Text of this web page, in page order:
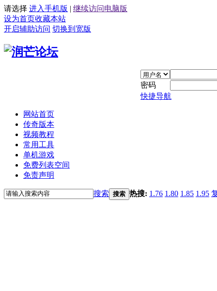
请选择 进入手机版 | 继续访问电脑版
设为首页收藏本站
开启辅助访问 切换到宽版
密码
快捷导航
网站首页
传奇版本
视频教程
常用工具
单机游戏
免费列表空间
免责声明
搜索 搜索 热搜: 1.76 1.80 1.85 1.95